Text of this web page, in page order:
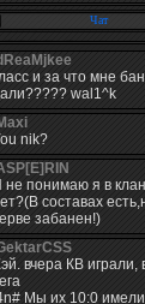
Чат